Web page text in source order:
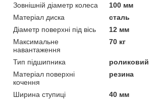
Зовнішній діаметр колеса
100 мм
Матеріал диска
сталь
Діаметр поверхні під вісь
12 мм
Максимальне
навантаження
70 кг
Тип підшипника
роликовий
Матеріал поверхні
кочення
резина
Ширина ступиці
40 мм